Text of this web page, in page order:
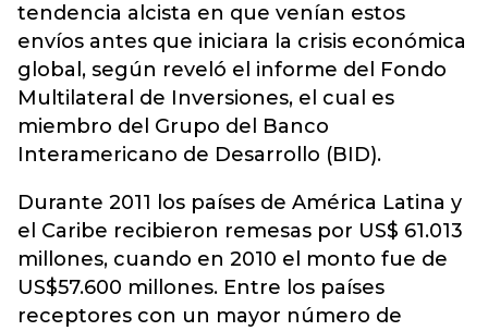
tendencia alcista en que venían estos
envíos antes que iniciara la crisis económica
global, según reveló el informe del Fondo
Multilateral de Inversiones, el cual es
miembro del Grupo del Banco
Interamericano de Desarrollo (BID).
Durante 2011 los países de América Latina y
el Caribe recibieron remesas por US$ 61.013
millones, cuando en 2010 el monto fue de
US$57.600 millones. Entre los países
receptores con un mayor número de